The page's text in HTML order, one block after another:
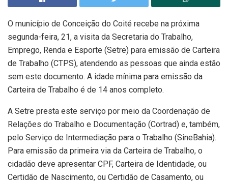
O município de Conceição do Coité recebe na próxima
segunda-feira, 21, a visita da Secretaria do Trabalho,
Emprego, Renda e Esporte (Setre) para emissão de Carteira
de Trabalho (CTPS), atendendo as pessoas que ainda estão
sem este documento. A idade mínima para emissão da
Carteira de Trabalho é de 14 anos completo.
A Setre presta este serviço por meio da Coordenação de
Relações do Trabalho e Documentação (Cortrad) e, também,
pelo Serviço de Intermediação para o Trabalho (SineBahia).
Para emissão da primeira via da Carteira de Trabalho, o
cidadão deve apresentar CPF, Carteira de Identidade, ou
Certidão de Nascimento, ou Certidão de Casamento, ou